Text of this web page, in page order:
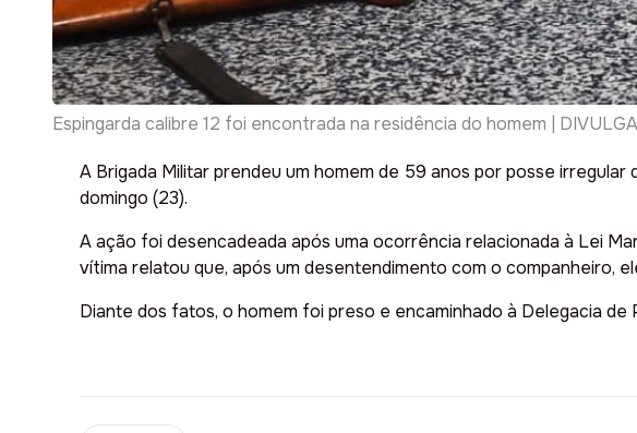
Espingarda calibre 12 foi encontrada na residência do homem |
A Brigada Militar prendeu um homem de 59 anos por posse
domingo (23).
A ação foi desencadeada após uma ocorrência relacionada à Lei
vítima relatou que, após um desentendimento com o companheiro,
Diante dos fatos, o homem foi preso e encaminhado à Delegacia